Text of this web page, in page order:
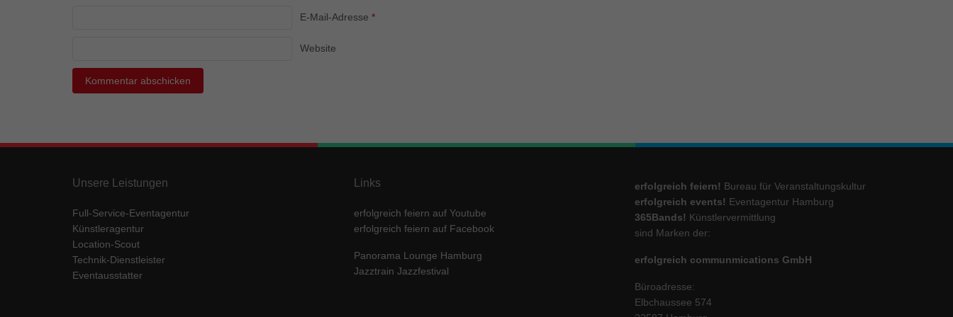
E-Mail-Adresse *
Website
Unsere Leistungen
Full-Service-Eventagentur
Künstleragentur
Location-Scout
Technik-Dienstleister
Eventausstatter
Links
erfolgreich feiern auf Youtube
erfolgreich feiern auf Facebook
Panorama Lounge Hamburg
Jazztrain Jazzfestival
erfolgreich feiern! Bureau für Veranstaltungskultur
erfolgreich events! Eventagentur Hamburg
365Bands! Künstlervermittlung
sind Marken der:
erfolgreich communmications GmbH
Büroadresse:
Elbchaussee 574
Cookie-Informationen anzeigen
Inhalte von Videoplattformen und Social-Media-Plattformen werden standardmäßig blockiert.
Wenn Cookies von externen Medien akzeptiert werden, bedarf der Zugriff auf diese Inhalte
keiner manuellen Einwilligung mehr.
Impressum